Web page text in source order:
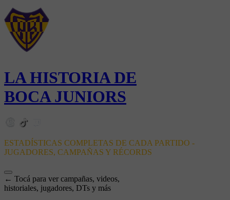
LA HISTORIA DE
BOCA JUNIORS
ESTADÍSTICAS COMPLETAS DE CADA PARTIDO -
JUGADORES, CAMPAÑAS Y RÉCORDS
← Tocá para ver campañas, videos,
historiales, jugadores, DTs y más